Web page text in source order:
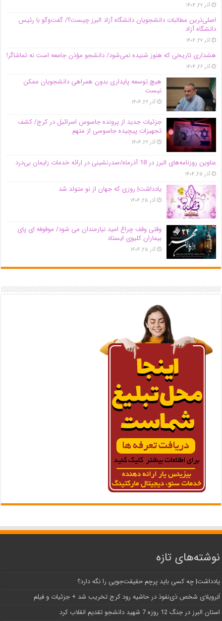
آذر ۲۷, ۱۴۰۴
اصلی‌ترین مطالبات دانشجویان دانشگاه آزاد البرز چیست؟/ گفت‌وگو با رئیس
دانشگاه آز‌اد
آذر ۲۷, ۱۴۰۴
هشداری تاریخی که هنوز شنیده نمی‌شود/ دانشجو مؤذن جامعه است نه تماشاگر!
آذر ۲۶, ۱۴۰۴
هیچ توسعه پایداری بدون همراهی دانشجویان ممکن
نیست
آذر ۲۶, ۱۴۰۴
جزئیات جدید از پرونده جاسوس اسرائیل در کرج/‌ کشف
تجهیزات پیچیده جاسوسی از متهم
آذر ۲۶, ۱۴۰۴
عناوین روزنامه‌های البرز در ‌18 آذرماه/صدرنشینی در ارائه خدمات زایمان بی‌درد
آذر ۲۵, ۱۴۰۴
یادداشت| روزی که جهان از نو متولد شد
آذر ۲۵, ۱۴۰۴
وقتی وقف چراغ امید نیازمندان می شود/ موقوفه ای پای
بیماران کلیوی ایستاد
آذر ۲۵, ۱۴۰۴
نوشته‌های تازه
یادداشت| ‌چه کسی باید پرچم حقیقت‌جویی را نگه دارد؟
اَبَر‌ویلای شخص ذی‌نفوذ در حاشیه‌ رود کرج تخریب شد + جزئیات و فیلم
استان البرز در جنگ 12 روزه 7 شهید دانشجو تقدیم انقلاب کرد